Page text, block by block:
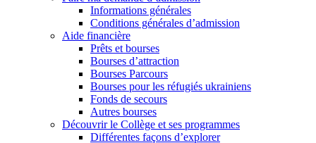
Informations générales
Conditions générales d’admission
Aide financière
Prêts et bourses
Bourses d’attraction
Bourses Parcours
Bourses pour les réfugiés ukrainiens
Fonds de secours
Autres bourses
Découvrir le Collège et ses programmes
Différentes façons d’explorer